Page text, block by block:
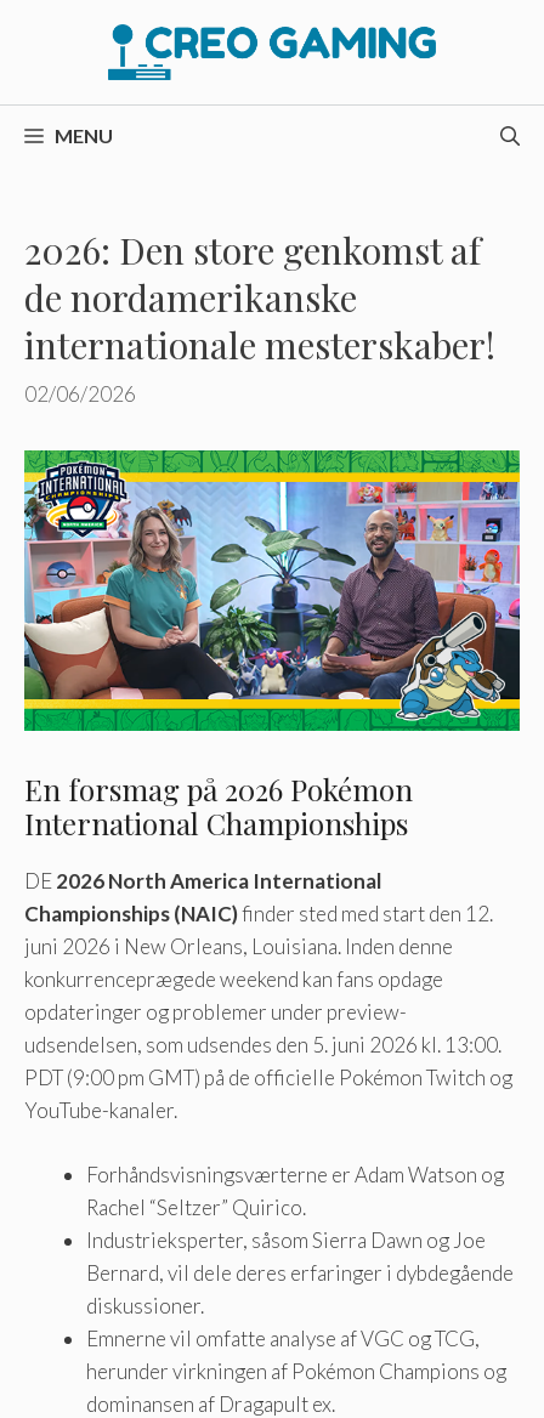
MENU
2026: Den store genkomst af
de nordamerikanske
internationale mesterskaber!
02/06/2026
En forsmag på 2026 Pokémon
International Championships
DE2026 North America International
Championships (NAIC)finder sted med start den 12.
juni 2026 i New Orleans, Louisiana. Inden denne
konkurrenceprægede weekend kan fans opdage
opdateringer og problemer under preview-
udsendelsen, som udsendes den 5. juni 2026 kl. 13:00.
PDT (9:00 pm GMT) på de officielle Pokémon Twitch og
YouTube-kanaler.
Forhåndsvisningsværterne er Adam Watson og
Rachel “Seltzer” Quirico.
Industrieksperter, såsom Sierra Dawn og Joe
Bernard, vil dele deres erfaringer i dybdegående
diskussioner.
Emnerne vil omfatte analyse af VGC og TCG,
herunder virkningen af ​​Pokémon Champions og
dominansen af ​​Dragapult ex.